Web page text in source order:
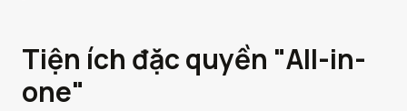
Tiện ích đặc quyền "All-in-
one"